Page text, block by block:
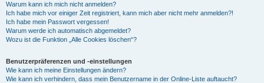
Warum kann ich mich nicht anmelden?
Ich habe mich vor einiger Zeit registriert, kann mich aber nicht mehr anmelden?!
Ich habe mein Passwort vergessen!
Warum werde ich automatisch abgemeldet?
Wozu ist die Funktion „Alle Cookies löschen“?
Benutzerpräferenzen und -einstellungen
Wie kann ich meine Einstellungen ändern?
Wie kann ich verhindern, dass mein Benutzername in der Online-Liste auftaucht?